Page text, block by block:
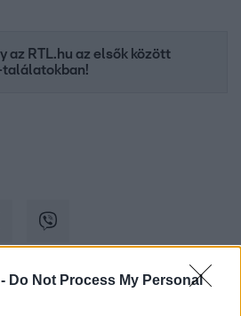
Do Not Process My Personal
az RTL.hu az elsők között
találatokban!
értesülj a friss hírekről a